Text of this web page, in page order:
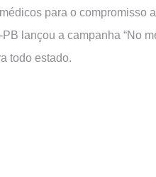
para o
lançou a campanha “No
todo estado.